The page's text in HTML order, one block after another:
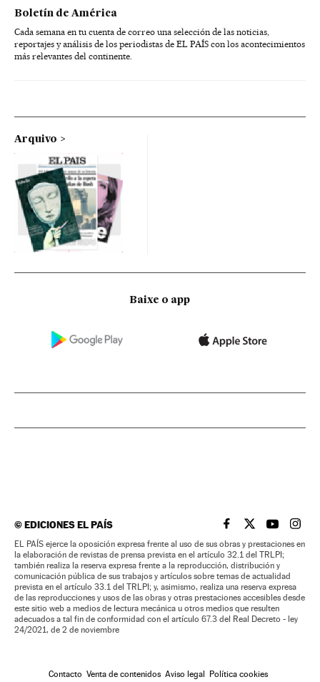
Boletín de América
Cada semana en tu cuenta de correo una selección de las noticias,
reportajes y análisis de los periodistas de EL PAÍS con los acontecimientos
más relevantes del continente.
Arquivo
Baixe o app
©EDICIONES EL PAÍS EL PAÍS BRASIL EN
EL PAÍSEL PAÍS
EL
EL PAÍS ejerce la oposición expresa frente al uso de sus obras y prestaciones en
la elaboración de revistas de prensa prevista en el artículo 32.1 del TRLPI;
también realiza la reserva expresa frente a la reproducción, distribución y
comunicación pública de sus trabajos y artículos sobre temas de actualidad
prevista en el artículo 33.1 del TRLPI; y, asimismo, realiza una reserva expresa
de las reproducciones y usos de las obras y otras prestaciones accesibles desde
este sitio web a medios de lectura mecánica u otros medios que resulten
adecuados a tal fin de conformidad con el artículo 67.3 del Real Decreto - ley
24/2021, de 2 de noviembre
Contacto Venta de contenidos Aviso legal Política cookies